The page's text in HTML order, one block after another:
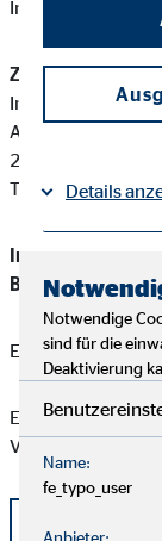
Internetseite
Zuständige
Industrie- und
Am Schäferstieg 2
21680 Stade
Tel: +49 4141
Baubetreuer,
Erlaubnis nach
Eine aktuelle
Liste OVB
Details
Notwendige
sind für die
Deaktivierung
Name:
fe_typo_user
Anbieter: